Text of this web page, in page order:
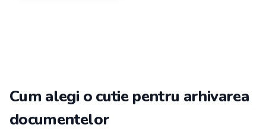
Cum alegi o cutie pentru arhivarea
documentelor